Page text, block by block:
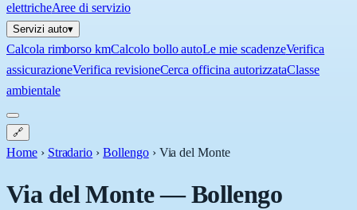
elettricheAree di servizio
Servizi auto▾
Calcola rimborso kmCalcolo bollo autoLe mie scadenzeVerifica
assicurazioneVerifica revisioneCerca officina autorizzataClasse
ambientale
🔗
Home › Stradario › Bollengo › Via del Monte
Via del Monte—Bollengo